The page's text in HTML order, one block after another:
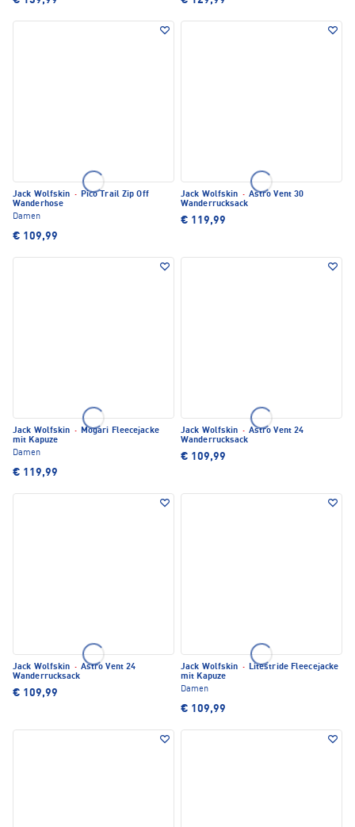
Jack Wolfskin · Pico Trail Zip Off
Wanderhose
Damen
€ 109,99
Jack Wolfskin · Astro Vent 30
Wanderrucksack
€ 119,99
Jack Wolfskin · Mogari Fleecejacke
mit Kapuze
Damen
€ 119,99
Jack Wolfskin · Astro Vent 24
Wanderrucksack
€ 109,99
Jack Wolfskin · Astro Vent 24
Wanderrucksack
€ 109,99
Jack Wolfskin · Litestride Fleecejacke
mit Kapuze
Damen
€ 109,99